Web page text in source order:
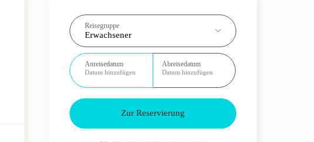
Reisegruppe
Erwachsener
Anreisedatum
Datum hinzufügen
Abreisedatum
Datum hinzufügen
Zur Reservierung